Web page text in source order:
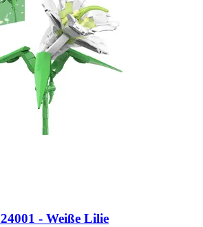
24001 -​ Weiße Lilie